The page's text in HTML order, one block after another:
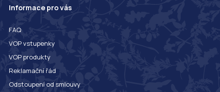
Informace pro vás
FAQ
VOP vstupenky
VOP produkty
Reklamační řád
Odstoupení od smlouvy